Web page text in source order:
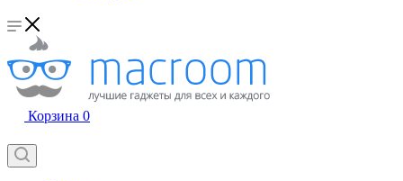
Корзина 0